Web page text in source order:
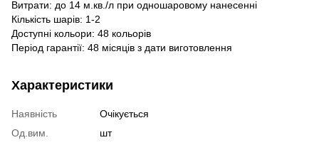
Витрати: до 14 м.кв./л при одношаровому нанесенні
Кількість шарів: 1-2
Доступні кольори: 48 кольорів
Період гарантії: 48 місяців з дати виготовлення
Характеристики
Наявність
Очікується
Од.вим.
шт